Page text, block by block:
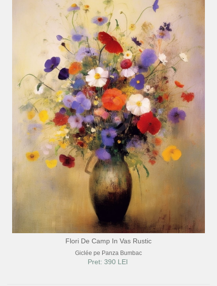
Flori De Camp In Vas Rustic
Giclée pe Panza Bumbac
Pret: 390 LEI